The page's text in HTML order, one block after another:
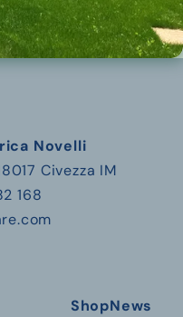
Novelli
Civezza IM
168
ShopNews